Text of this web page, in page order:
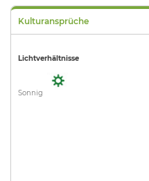
Kulturansprüche
Lichtverhältnisse
Sonnig